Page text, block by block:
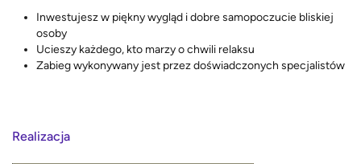
Inwestujesz w piękny wygląd i dobre samopoczucie bliskiej
osoby
Ucieszy każdego, kto marzy o chwili relaksu
Zabieg wykonywany jest przez doświadczonych specjalistów
Realizacja